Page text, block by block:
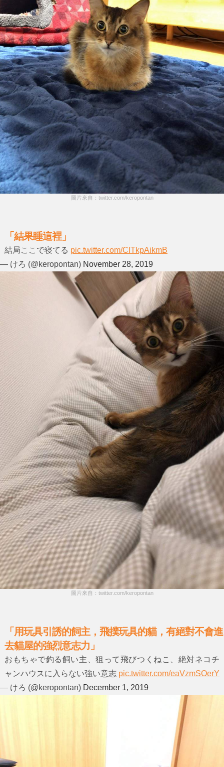
圖片來自：twitter.com/keropontan
「結果睡這裡」
結局ここで寝てる pic.twitter.com/CITkpAikmB
— けろ (@keropontan) November 28, 2019
圖片來自：twitter.com/keropontan
「用玩具引誘的飼主，飛撲玩具的貓，有絕對不會進
去貓屋的強烈意志力」
おもちゃで釣る飼い主、狙って飛びつくねこ、絶対ネコチ
ャンハウスに入らない強い意志 pic.twitter.com/eaVzmSOerY
— けろ (@keropontan) December 1, 2019